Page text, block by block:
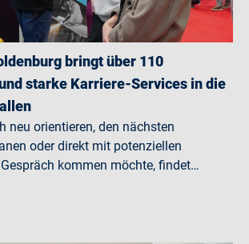
bringt über 110
starke Karriere-Services in die
neu orientieren, den nächsten
oder direkt mit potenziellen
kommen möchte, findet…